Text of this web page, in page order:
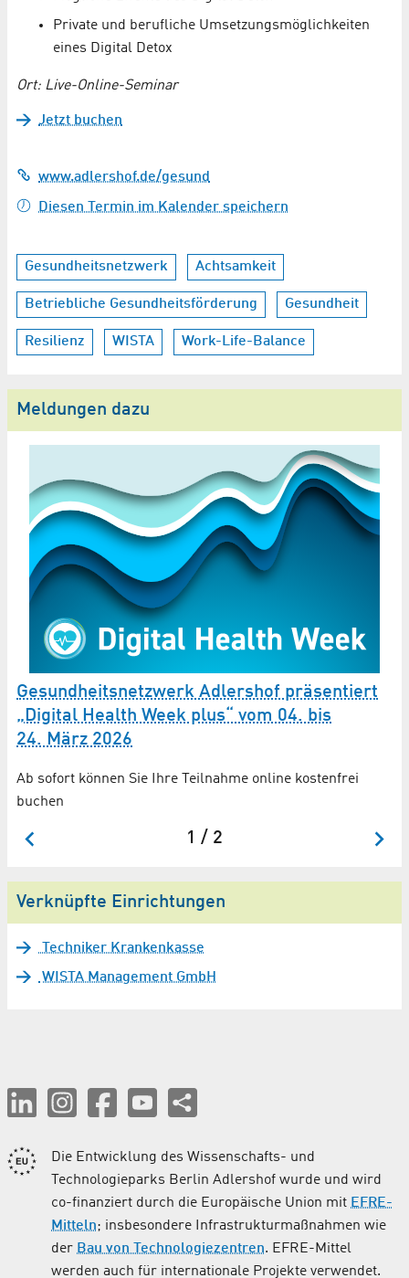
Private und berufliche Umsetzungsmöglichkeiten
eines Digital Detox
Ort: Live-Online-Seminar
Jetzt buchen
www.adlershof.de/gesund
Diesen Termin im Kalender speichern
Gesundheitsnetzwerk Achtsamkeit
Betriebliche Gesundheitsförderung Gesundheit
Resilienz WISTA Work-Life-Balance
Meldungen dazu
Gesundheitsnetzwerk Adlershof präsentiert
„Digital Health Week plus“ vom 04. bis
24. März 2026
Ab sofort können Sie Ihre Teilnahme online kostenfrei
buchen
1 / 2
Verknüpfte Einrichtungen
Techniker Krankenkasse
WISTA Management GmbH
Die Entwicklung des Wissenschafts- und
Technologieparks Berlin Adlershof wurde und wird
co-finanziert durch die Europäische Union mit EFRE-
Mitteln; insbesondere Infrastrukturmaßnahmen wie
der Bau von Technologiezentren. EFRE-Mittel
werden auch für internationale Projekte verwendet.